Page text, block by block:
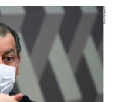
Armadas
Nota
Oficial
repudiando
ataques
do
senador
Omar
Aziz